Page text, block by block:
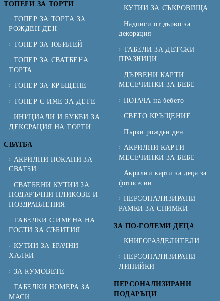
ТОПЕРИ ЗА ТОРТИ
ТОПЕР ЗА ТОРТА ЗА
РОЖДЕН ДЕН
ТОПЕР ЗА ЮБИЛЕЙ
ТОПЕР ЗА СВАТБЕНА
ТОРТА
ТОПЕР ЗА КРЪЩЕНЕ
ТОПЕР С ИМЕ ЗА ДЕТЕ
ИНИЦИАЛИ И БУКВИ ЗА
ДЕКОРАЦИЯ НА ТОРТИ
СВАТБА
АКРИЛНИ ПОКАНИ ЗА
СВАТБИ
СВАТБЕНИ КУТИИ ЗА
ПОДАРЪЧНИ ПЛИКОВЕ И
ПОЗДРАВЛЕНИЯ
ТАБЕЛКИ С ИМЕНА НА
ГОСТИ ЗА СЪБИТИЯ
КУТИИ ЗА БРАЧНИ
ХАЛКИ
ЗА КУМОВЕТЕ
ТАБЕЛКИ НОМЕРА ЗА
МАСИ
КУТИИ ЗА СЪКРОВИЩА
Надписи от дърво за
декорация
ТАБЕЛИ ЗА ДЕТСКИ
ПРАЗНИЦИ
ДЪРВЕНИ КАРТИ
МЕСЕЧИНКИ ЗА БЕБЕ
ПОГАЧА на бебето
СВЕТО КРЪЩЕНИЕ
Първи рожден ден
АКРИЛНИ КАРТИ
МЕСЕЧИНКИ ЗА БЕБЕ
Акрилни карти за деца за
фотосесии
ПЕРСОНАЛИЗИРАНИ
РАМКИ ЗА СНИМКИ
ЗА ПО-ГОЛЕМИ ДЕЦА
КНИГОРАЗДЕЛИТЕЛИ
ПЕРСОНАЛИЗИРАНИ
ЛИНИЙКИ
ПЕРСОНАЛИЗИРАНИ
ПОДАРЪЦИ